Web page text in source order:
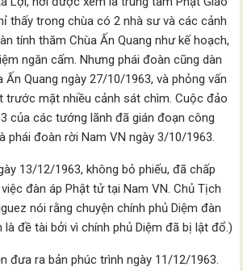
thấy trong chùa có 2 nhà sư và các cảnh
tính thăm Chùa Ấn Quang như kế hoạch,
ngăn cấm. Nhưng phái đoàn cũng dàn
Quang ngày 27/10/1963, và phỏng vấn
trước mặt nhiều cảnh sát chìm. Cuộc đảo
của các tướng lãnh đã gián đoạn công
phái đoàn rời Nam VN ngày 3/10/1963.
13/12/1963, không bỏ phiếu, đã chấp
đàn áp Phật tử tại Nam VN. Chủ Tịch
nói rằng chuyện chính phủ Diệm đàn
đề tài bởi vì chính phủ Diệm đã bị lật đổ.)
đưa ra bản phúc trình ngày 11/12/1963.